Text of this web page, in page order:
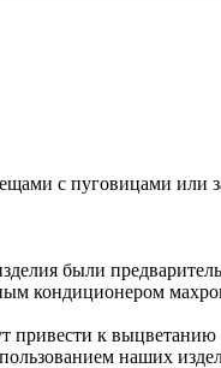
с пуговицами или
были
кондиционером
привести к выцветанию
наших